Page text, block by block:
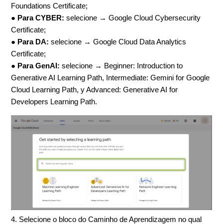
Foundations Certificate;
● Para CYBER:selecione → Google Cloud Cybersecurity
Certificate;
● Para DA: selecione → Google Cloud Data Analytics
Certificate;
● Para GenAI:selecione → Beginner: Introduction to
Generative AI Learning Path, Intermediate: Gemini for Google
Cloud Learning Path, y Advanced: Generative AI for
Developers Learning Path.
4. Selecione o bloco do Caminho de Aprendizagem no qual